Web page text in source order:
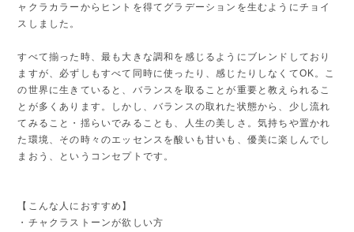
ャクラカラーからヒントを得てグラデーションを生むようにチョイ
スしました。
すべて揃った時、最も大きな調和を感じるようにブレンドしており
ますが、必ずしもすべて同時に使ったり、感じたりしなくてOK。こ
の世界に生きていると、バランスを取ることが重要と教えられるこ
とが多くあります。しかし、バランスの取れた状態から、少し流れ
てみること・揺らいでみることも、人生の美しさ。気持ちや置かれ
た環境、その時々のエッセンスを酸いも甘いも、優美に楽しんでし
まおう、というコンセプトです。
【こんな人におすすめ】
・チャクラストーンが欲しい方